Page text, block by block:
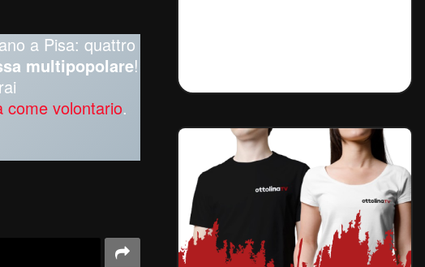
a Pisa: quattro
multipopolare!
come volontario.